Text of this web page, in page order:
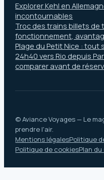
Explorer Kehl en
incontournables
Troc des trains billets de
fonctionnement,
Plage du Petit Nice : tout
24h40 vers Rio depuis
comparer avant de
© Aviance Voyages — Le
prendre l'air.
Mentions légalesPolitique
Politique de cookiesPlan